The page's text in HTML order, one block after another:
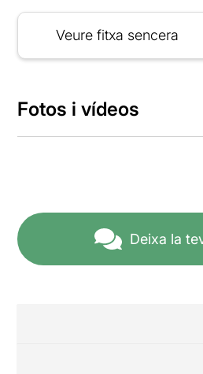
Veure fitxa sencera
Fotos i vídeos
Deixa la